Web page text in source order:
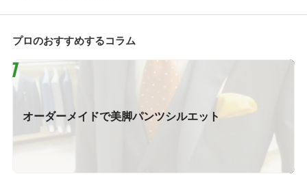
プロのおすすめするコラム
オーダーメイドで美脚パンツシルエット